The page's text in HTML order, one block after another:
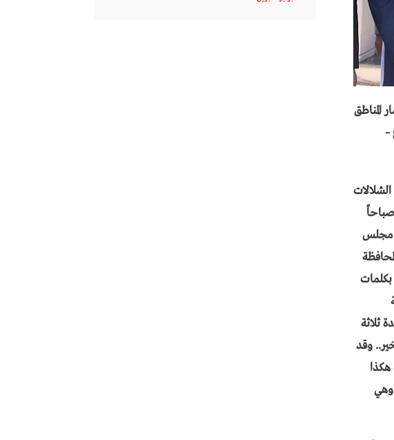
المناطق
–
في منطقة الشلالات
مجلس
بكلمات
لمدة ثلاثة
وقد
هكذا
وهي